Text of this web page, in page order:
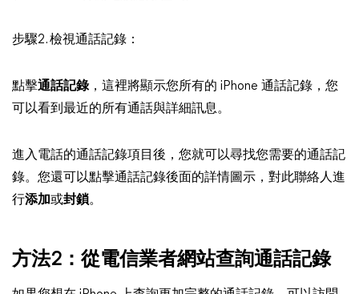
步驟2. 檢視通話記錄：
點擊通話記錄，這裡將顯示您所有的 iPhone 通話記錄，您
可以看到最近的所有通話與詳細訊息。
進入電話的通話記錄項目後，您就可以尋找您需要的通話記
錄。您還可以點擊通話記錄後面的詳情圖示，對此聯絡人進
行添加或封鎖。
方法2：從電信業者網站查詢通話記錄